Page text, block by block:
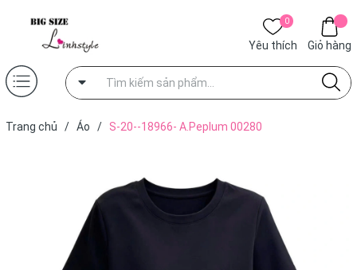
0
Yêu thích Giỏ hàng
Trang chủ / Áo / S-20--18966- A.Peplum 00280